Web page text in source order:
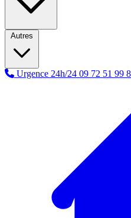
Autres
Urgence 24h/24 09 72 51 99